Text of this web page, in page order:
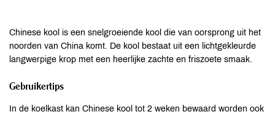
Chinese kool is een snelgroeiende kool die van oorsprong uit het
noorden van China komt. De kool bestaat uit een lichtgekleurde
langwerpige krop met een heerlijke zachte en friszoete smaak.
Gebruikertips
In de koelkast kan Chinese kool tot 2 weken bewaard worden ook